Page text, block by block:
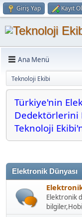
Giriş Yap Kayıt Ol
Ana Menü
Teknoloji Ekibi
Türkiye'nin
Dedektörlerini
Teknoloji
Elektronik Dünyası
Elektronik